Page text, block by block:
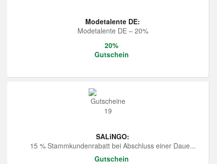
Modetalente DE:
Modetalente DE – 20%
20%
Gutschein
SALiNGO:
15 % Stammkundenrabatt bei Abschluss einer Daue...
Gutschein